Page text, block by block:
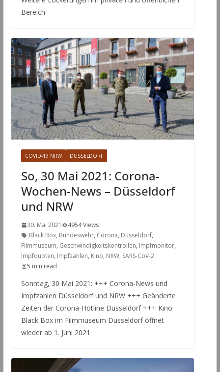
Bereich
COVID-19 NRW DÜSSELDORF
So, 30 Mai 2021: Corona-
Wochen-News – Düsseldorf
und NRW
30. Mai 2021
4954 Views
Black Box, Bundeswehr, Corona, Düsseldorf,
Filmmuseum, Geschwindigkeitskontrollen, Impfmonitor,
Impfquoten, Impfzahlen, Kino, NRW, SARS-CoV-2
5 min read
Sonntag, 30 Mai 2021: +++ Corona-News und
Impfzahlen Düsseldorf und NRW +++ Geänderte
Zeiten der Corona-Hotline Düsseldorf +++ Kino
Black Box im Filmmuseum Düsseldorf öffnet
wieder ab 1. Juni 2021